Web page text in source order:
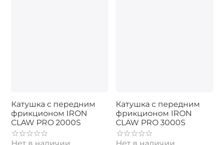
Катушка с передним
фрикционом IRON
CLAW PRO 2000S
Катушка с передним
фрикционом IRON
CLAW PRO 3000S